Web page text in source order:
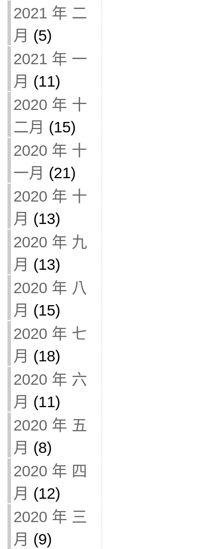
2021 年 二
月 (5)
2021 年 一
月 (11)
2020 年 十
二月 (15)
2020 年 十
一月 (21)
2020 年 十
月 (13)
2020 年 九
月 (13)
2020 年 八
月 (15)
2020 年 七
月 (18)
2020 年 六
月 (11)
2020 年 五
月 (8)
2020 年 四
月 (12)
2020 年 三
月 (9)